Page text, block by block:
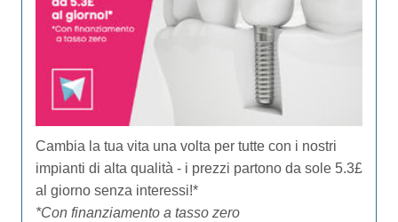
Cambia la tua vita una volta per tutte con i nostri
impianti di alta qualità - i prezzi partono da sole 5.3£
al giorno senza interessi!*
*Con finanziamento a tasso zero